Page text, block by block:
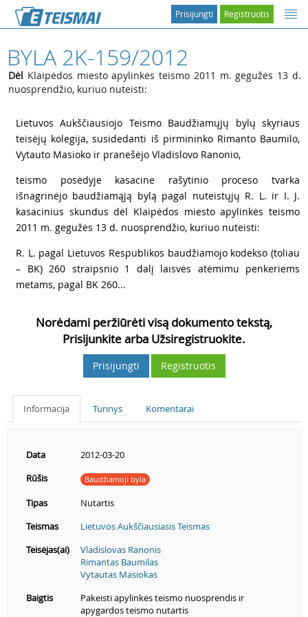
Registruotis
Prisijungti
BYLA 2K-159/2012
Dėl Klaipėdos miesto apylinkės teismo 2011 m. gegužės 13 d.
nuosprendžio, kuriuo nuteisti:
Lietuvos Aukščiausiojo Teismo Baudžiamųjų bylų skyriaus
teisėjų kolegija, susidedanti iš pirmininko Rimanto Baumilo,
Vytauto Masioko ir pranešėjo Vladislovo Ranonio,
teismo posėdyje kasacine rašytinio proceso tvarka
išnagrinėjo baudžiamąją bylą pagal nuteistųjų R. L. ir I. J.
kasacinius skundus dėl Klaipėdos miesto apylinkės teismo
2011 m. gegužės 13 d. nuosprendžio, kuriuo nuteisti:
R. L. pagal Lietuvos Respublikos baudžiamojo kodekso (toliau
– BK) 260 straipsnio 1 dalį laisvės atėmimu penkeriems
metams, pagal BK 260...
Norėdami peržiūrėti visą dokumento tekstą,
Prisijunkite arba Užsiregistruokite.
Prisijungti Registruotis
Informacija Turinys Komentarai
Data
2012-03-20
Rūšis
Baudžiamoji byla
Tipas
Nutartis
Teismas
Lietuvos Aukščiausiasis Teismas
Teisėjas(ai)
Vladislovas Ranonis
Rimantas Baumilas
Vytautas Masiokas
Baigtis
Pakeisti apylinkės teismo nuosprendis ir
apygardos teismo nutartis